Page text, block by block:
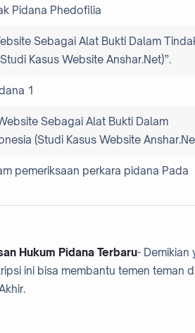
Pidana Phedofilia
Sebagai Alat Bukti Dalam
Kasus Website Anshar.Net)”.
1
Sebagai Alat Bukti Dalam
(Studi Kasus Website
pemeriksaan perkara pidana Pada
Hukum Pidana Terbaru-
ini bisa membantu temen teman